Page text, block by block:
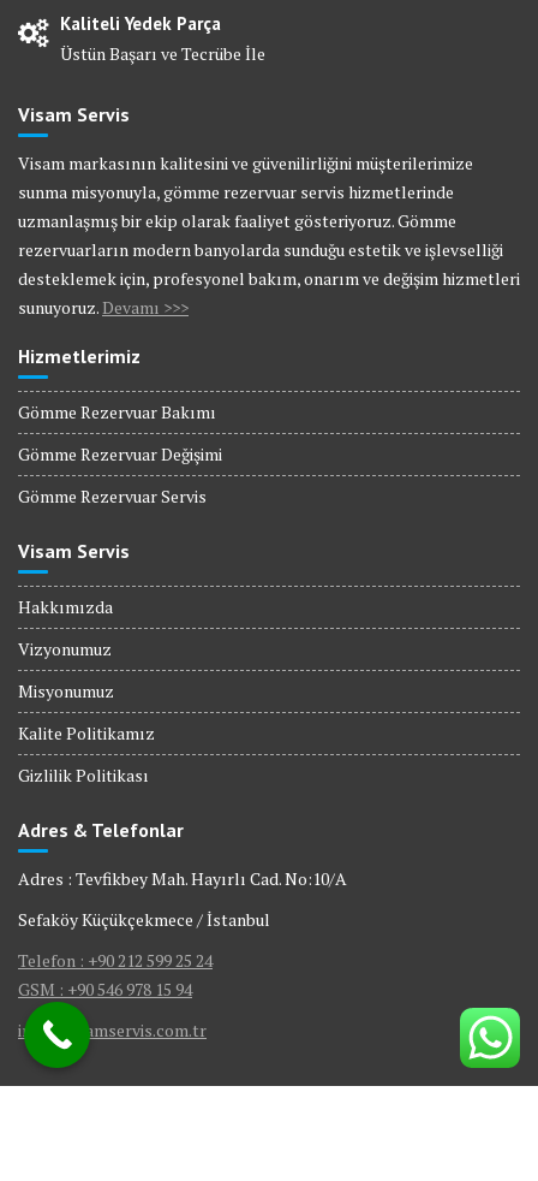
Kaliteli Yedek Parça
Üstün Başarı ve Tecrübe İle
Visam Servis
Visam markasının kalitesini ve güvenilirliğini müşterilerimize
sunma misyonuyla, gömme rezervuar servis hizmetlerinde
uzmanlaşmış bir ekip olarak faaliyet gösteriyoruz. Gömme
rezervuarların modern banyolarda sunduğu estetik ve işlevselliği
desteklemek için, profesyonel bakım, onarım ve değişim hizmetleri
sunuyoruz. Devamı >>>
Hizmetlerimiz
Gömme Rezervuar Bakımı
Gömme Rezervuar Değişimi
Gömme Rezervuar Servis
Visam Servis
Hakkımızda
Vizyonumuz
Misyonumuz
Kalite Politikamız
Gizlilik Politikası
Adres & Telefonlar
Adres : Tevfikbey Mah. Hayırlı Cad. No:10/A
Sefaköy Küçükçekmece / İstanbul
Telefon : +90 212 599 25 24
GSM : +90 546 978 15 94
info@visamservis.com.tr